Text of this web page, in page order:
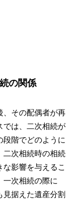
の関係
、その配偶者が再
では、二次相続が
段階でどのように
二次相続時の相続
影響を与えるこ
一次相続の際に
見据えた遺産分割